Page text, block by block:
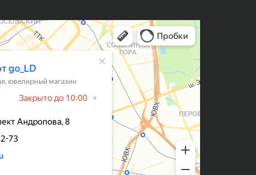
Кольца классные, причем, делают
оперативно, есть своя система
лояльности и скидок, что весьма
приятно) Мне на помолвку
молодой человек заказывал
кольцо, но немного не попал в
размер. Сотрудники подогнали
кольцо под размер - это входит в